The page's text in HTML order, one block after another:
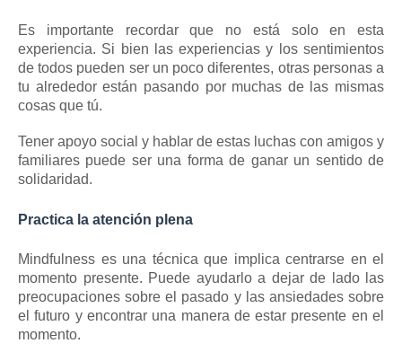
Es importante recordar que no está solo en esta
experiencia. Si bien las experiencias y los sentimientos
de todos pueden ser un poco diferentes, otras personas a
tu alrededor están pasando por muchas de las mismas
cosas que tú.
Tener apoyo social y hablar de estas luchas con amigos y
familiares puede ser una forma de ganar un sentido de
solidaridad.
Practica la atención plena
Mindfulness es una técnica que implica centrarse en el
momento presente. Puede ayudarlo a dejar de lado las
preocupaciones sobre el pasado y las ansiedades sobre
el futuro y encontrar una manera de estar presente en el
momento.